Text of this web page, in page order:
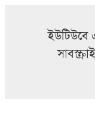
ইউটিউবে